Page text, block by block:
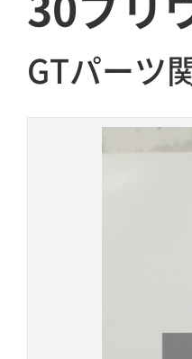
30プ
GTパーツ